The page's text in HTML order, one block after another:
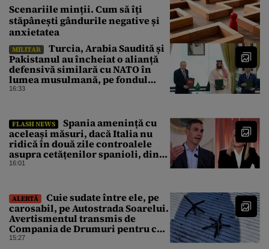
Scenariile minții. Cum să îți
stăpânești gândurile negative și
anxietatea
MILITAR
Turcia, Arabia Saudită și
Pakistanul au încheiat o alianță
defensivă similară cu NATO în
lumea musulmană, pe fondul
conflictelor din Orientul Mijlociu
16:33
FLASH NEWS
Spania amenință cu
aceleași măsuri, dacă Italia nu
ridică în două zile controalele
asupra cetățenilor spanioli, din
cauza crizei migrației
16:01
ALERTĂ
Cuie sudate între ele, pe
carosabil, pe Autostrada Soarelui.
Avertismentul transmis de
Compania de Drumuri pentru cei
care tranzitează A2
15:27